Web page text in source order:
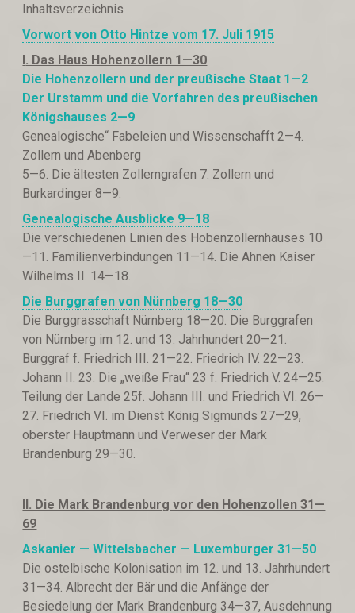
Inhaltsverzeichnis
Vorwort von Otto Hintze vom 17. Juli 1915
I. Das Haus Hohenzollern 1—30
Die Hohenzollern und der preußischeStaat 1—2
Der Urstamm und die Vorfahren des preußischen
Königshauses 2—9
Genealogische“ Fabeleien und Wissenschafft 2—4.
Zollern und Abenberg
5—6. Die ältesten Zollerngrafen 7. Zollern und
Burkardinger 8—9.
Genealogische Ausblicke 9—18
Die verschiedenen Linien des Hobenzollernhauses 10
—11. Familienverbindungen 11—14. Die Ahnen Kaiser
Wilhelms II. 14—18.
Die Burggrafen von Nürnberg 18—30
Die Burggrasschaft Nürnberg 18—20. Die Burggrafen
von Nürnberg im 12. und 13. Jahrhundert 20—21.
Burggraf f. Friedrich III. 21—22. Friedrich IV. 22—23.
Johann II. 23. Die „weiße Frau“ 23 f. Friedrich V. 24—25.
Teilung der Lande 25f. Johann III. und Friedrich VI. 26—
27. Friedrich VI. im Dienst König Sigmunds 27—29,
oberster Hauptmann und Verweser der Mark
Brandenburg 29—30.
II. Die Mark Brandenburg vor den Hohenzollen 31—
69
Askanier — Wittelsbacher — Luxemburger 31—50
Die ostelbische Kolonisation im 12. und 13. Jahrhundert
31—34. Albrecht der Bär und die Anfänge der
Besiedelung der Mark Brandenburg 34—37, Ausdehnung